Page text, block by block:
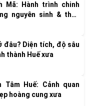
Mã: Hành trình chinh
nguyên sinh & thác
đâu? Diện tích, độ sâu
thành Huế xưa
Huế: Cảnh quan
hoàng cung xưa